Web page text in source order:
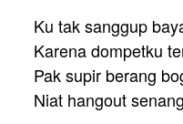
Ku tak sanggup
Karena dompetku
Pak supir berang
Niat hangout